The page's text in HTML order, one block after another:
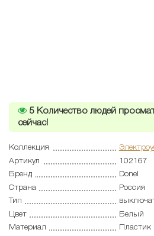
5 Количество людей
сейчас!
Коллекция
Артикул
102167
Бренд
Donel
Страна
Россия
Тип
Цвет
Белый
Материал
Пластик